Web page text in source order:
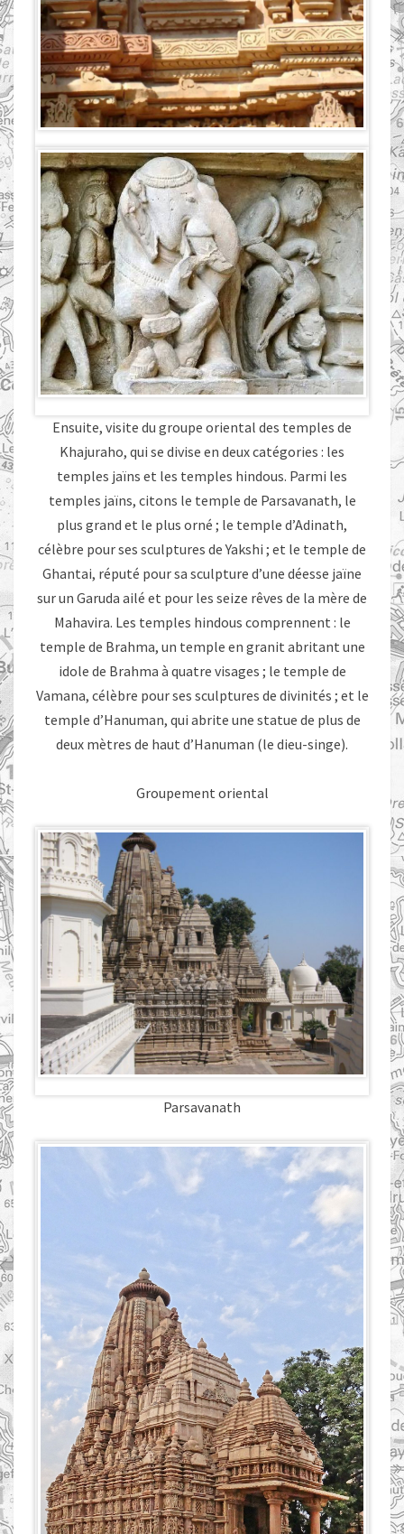
Ensuite, visite du groupe oriental des temples de
Khajuraho, qui se divise en deux catégories : les
temples jaïns et les temples hindous. Parmi les
temples jaïns, citons le temple de Parsavanath, le
plus grand et le plus orné ; le temple d’Adinath,
célèbre pour ses sculptures de Yakshi ; et le temple de
Ghantai, réputé pour sa sculpture d’une déesse jaïne
sur un Garuda ailé et pour les seize rêves de la mère de
Mahavira. Les temples hindous comprennent : le
temple de Brahma, un temple en granit abritant une
idole de Brahma à quatre visages ; le temple de
Vamana, célèbre pour ses sculptures de divinités ; et le
temple d’Hanuman, qui abrite une statue de plus de
deux mètres de haut d’Hanuman (le dieu-singe).
Groupement oriental
Parsavanath